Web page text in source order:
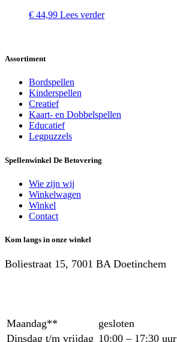
€ 44,99 Lees verder
Assortiment
Bordspellen
Kinderspellen
Creatief
Kaart- en Dobbelspellen
Educatief
Legpuzzels
Spellenwinkel De Betover​ing
Wie zijn wij
Winkelwagen
Winkel
Contact
Kom langs in onze winkel
Boliestraat 15, 7001 BA Doetinchem
Maandag**
gesloten
Dinsdag t/m vrijdag 10:00 – 17:30 uur